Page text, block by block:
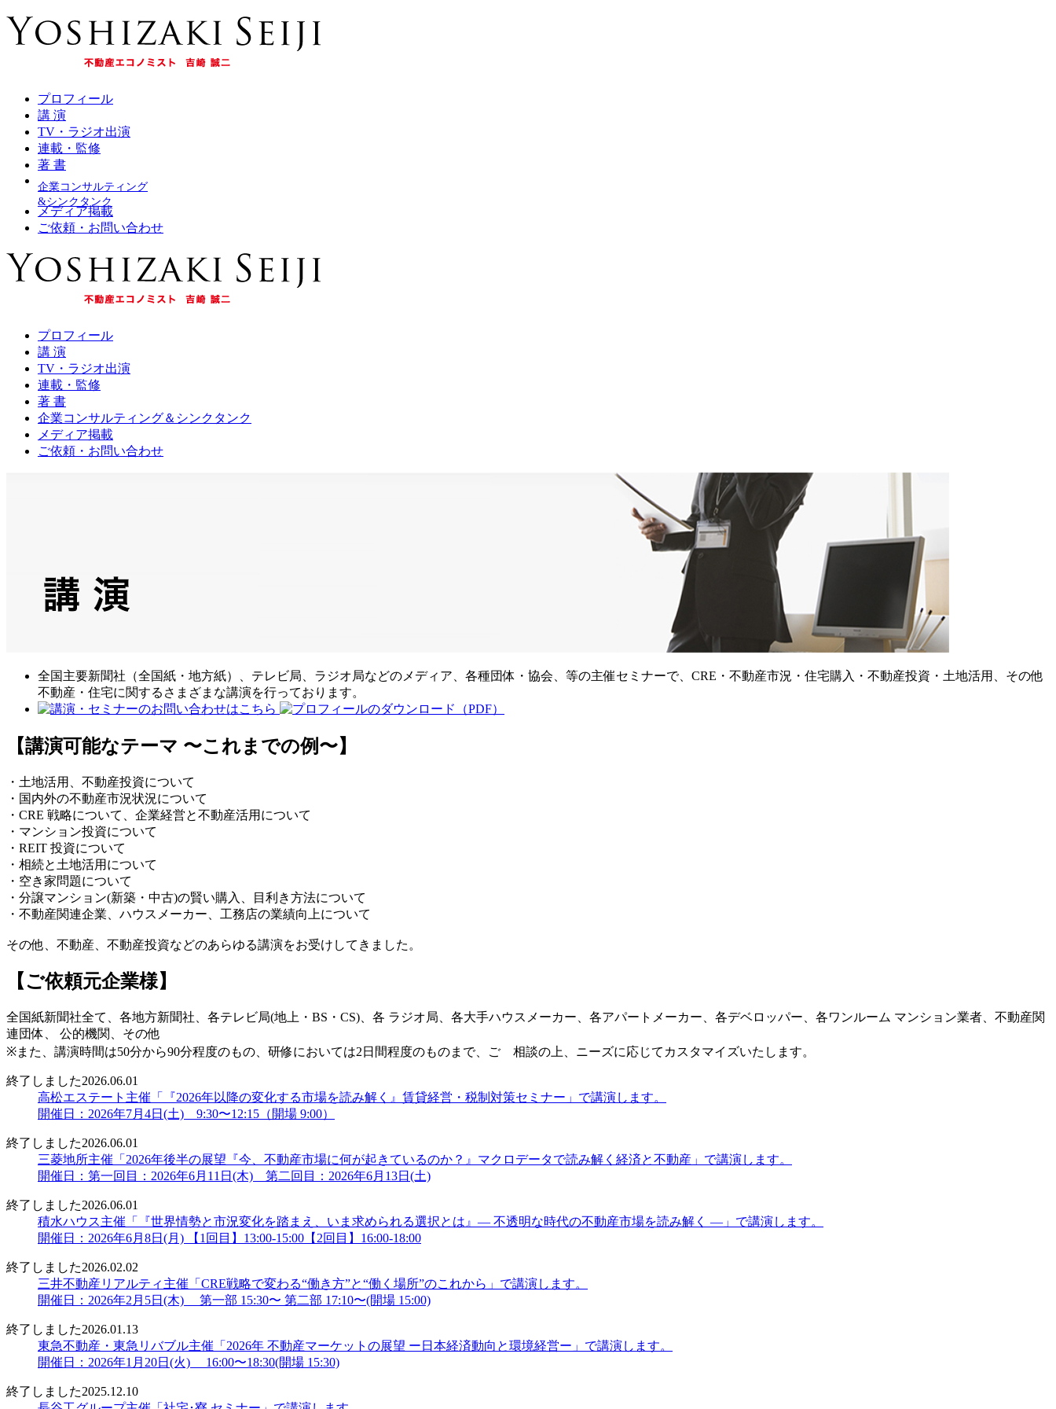
プロフィール
講 演
TV・ラジオ出演
連載・監修
著 書
企業コンサルティング
&シンクタンク
メディア掲載
ご依頼・お問い合わせ
プロフィール
講 演
TV・ラジオ出演
連載・監修
著 書
企業コンサルティング＆シンクタンク
メディア掲載
ご依頼・お問い合わせ
全国主要新聞社（全国紙・地方紙）、テレビ局、ラジオ局などのメディア、各種団体・協会、等の主催セミナーで、CRE・不動産市況・住宅購入・不動産投資・土地活用、その他
不動産・住宅に関するさまざまな講演を行っております。
【講演可能なテーマ 〜これまでの例〜】
・土地活用、不動産投資について
・国内外の不動産市況状況について
・CRE 戦略について、企業経営と不動産活用について
・マンション投資について
・REIT 投資について
・相続と土地活用について
・空き家問題について
・分譲マンション(新築・中古)の賢い購入、目利き方法について
・不動産関連企業、ハウスメーカー、工務店の業績向上について
その他、不動産、不動産投資などのあらゆる講演をお受けしてきました。
【ご依頼元企業様】
全国紙新聞社全て、各地方新聞社、各テレビ局(地上・BS・CS)、各 ラジオ局、各大手ハウスメーカー、各アパートメーカー、各デベロッパー、各ワンルーム マンション業者、不動産関
連団体、 公的機関、その他
※また、講演時間は50分から90分程度のもの、研修においては2日間程度のものまで、ご゙相談の上、ニーズに応じてカスタマイズいたします。
終了しました2026.06.01
高松エステート主催「『2026年以降の変化する市場を読み解く』賃貸経営・税制対策セミナー」で講演します。
開催日：2026年7月4日(土) 9:30〜12:15（開場 9:00）
終了しました2026.06.01
三菱地所主催「2026年後半の展望『今、不動産市場に何が起きているのか？』マクロデータで読み解く経済と不動産」で講演します。
開催日：第一回目：2026年6月11日(木) 第二回目：2026年6月13日(土)
終了しました2026.06.01
積水ハウス主催「『世界情勢と市況変化を踏まえ、いま求められる選択とは』― 不透明な時代の不動産市場を読み解く ―」で講演します。
開催日：2026年6月8日(月) 【1回目】13:00-15:00【2回目】16:00-18:00
終了しました2026.02.02
三井不動産リアルティ主催「CRE戦略で変わる“働き方”と“働く場所”のこれから」で講演します。
開催日：2026年2月5日(木) 第一部 15:30〜 第二部 17:10〜(開場 15:00)
終了しました2026.01.13
東急不動産・東急リバブル主催「2026年 不動産マーケットの展望 ー日本経済動向と環境経営ー」で講演します。
開催日：2026年1月20日(火) 16:00〜18:30(開場 15:30)
終了しました2025.12.10